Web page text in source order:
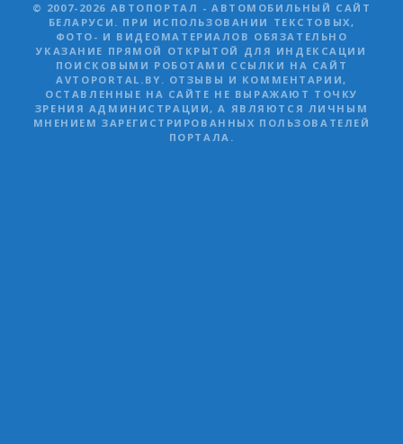
© 2007-2026 АВТОПОРТАЛ - АВТОМОБИЛЬНЫЙ САЙТ
БЕЛАРУСИ. ПРИ ИСПОЛЬЗОВАНИИ ТЕКСТОВЫХ,
ФОТО- И ВИДЕОМАТЕРИАЛОВ ОБЯЗАТЕЛЬНО
УКАЗАНИЕ ПРЯМОЙ ОТКРЫТОЙ ДЛЯ ИНДЕКСАЦИИ
ПОИСКОВЫМИ РОБОТАМИ ССЫЛКИ НА САЙТ
AVTOPORTAL.BY. ОТЗЫВЫ И КОММЕНТАРИИ,
ОСТАВЛЕННЫЕ НА САЙТЕ НЕ ВЫРАЖАЮТ ТОЧКУ
ЗРЕНИЯ АДМИНИСТРАЦИИ, А ЯВЛЯЮТСЯ ЛИЧНЫМ
МНЕНИЕМ ЗАРЕГИСТРИРОВАННЫХ ПОЛЬЗОВАТЕЛЕЙ
ПОРТАЛА.